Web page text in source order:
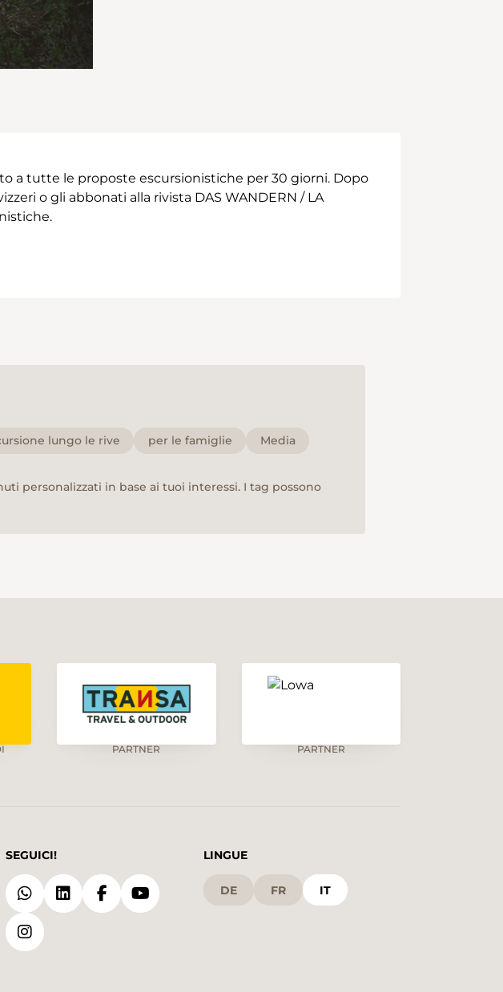
a tutte le proposte escursionistiche per 30 giorni. Dopo
o gli abbonati alla rivista DAS WANDERN / LA
lungo le rive per le famiglie Media
personalizzati in base ai tuoi interessi. I tag possono
PARTNER PARTNER
SEGUICI! LINGUE
DE FR IT